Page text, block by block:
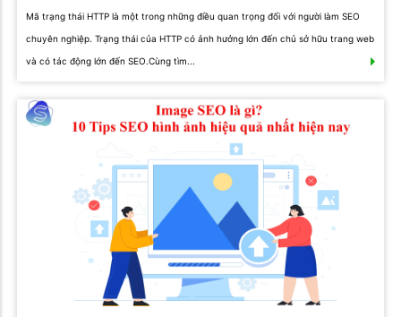
Mã trạng thái HTTP là một trong những điều quan trọng đối với người làm SEO
chuyên nghiệp. Trạng thái của HTTP có ảnh hưởng lớn đến chủ sở hữu trang web
và có tác động lớn đến SEO.Cùng tìm...